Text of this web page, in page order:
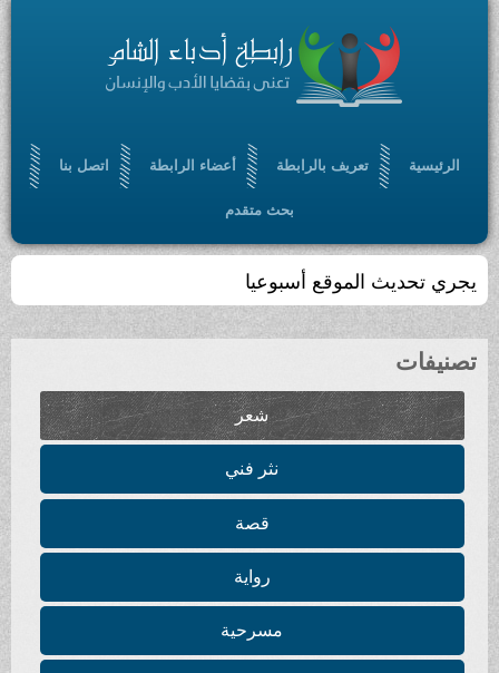
الرئيسية تعريف بالرابطة أعضاء الرابطة اتصل بنا
بحث متقدم
يجري تحديث الموقع أسبوعيا
تصنيفات
شعر
نثر فني
قصة
رواية
مسرحية